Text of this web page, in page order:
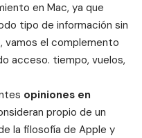
en Mac, ya que
tipo de información sin
vamos el complemento
acceso. tiempo, vuelos,
opiniones en
propio de un
la filosofía de Apple y